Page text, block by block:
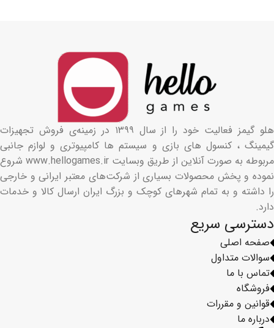
فروشگاه
قوانین و مقررات
درباره ما
دسترسی سریع
صفحه اصلی
سوالات متداول
تماس با ما
هلو گیمز فعالیت خود را از سال ۱۳۹۹ در زمینه‌ی فروش تجهیزات
گیمینگ ، کنسول های بازی و سیستم ها کامپیوتری و لوازم جانبی
مربوطه به صورت آنلاین از طریق وبسایت www.hellogames.ir شروع
نموده و پخش محصولات بسیاری از شرکت‌های معتبر ایرانی و خارجی
را داشته و به تمام شهرهای کوچک و بزرگ ایران ارسال کالا و خدمات
دارد.